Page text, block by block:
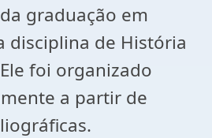
graduação em
disciplina de História
foi organizado
a partir de